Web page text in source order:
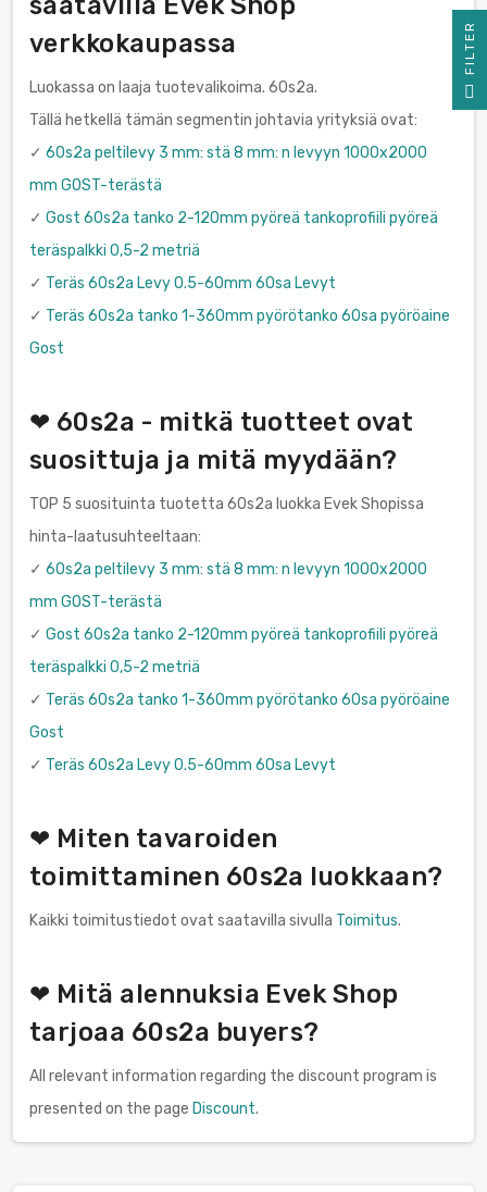
verkkokaupassa
Luokassa on laaja tuotevalikoima. 60s2a.
Tällä hetkellä tämän segmentin johtavia yrityksiä ovat:
✓ 60s2a peltilevy 3 mm: stä 8 mm: n levyyn 1000x2000
mm GOST-terästä
✓ Gost 60s2a tanko 2-120mm pyöreä tankoprofiili pyöreä
teräspalkki 0,5-2 metriä
✓ Teräs 60s2a Levy 0.5-60mm 60sa Levyt
✓ Teräs 60s2a tanko 1-360mm pyörötanko 60sa pyöröaine
Gost
❤ 60s2a - mitkä tuotteet ovat
suosittuja ja mitä myydään?
TOP 5 suosituinta tuotetta 60s2a luokka Evek Shopissa
hinta-laatusuhteeltaan:
✓ 60s2a peltilevy 3 mm: stä 8 mm: n levyyn 1000x2000
mm GOST-terästä
✓ Gost 60s2a tanko 2-120mm pyöreä tankoprofiili pyöreä
teräspalkki 0,5-2 metriä
✓ Teräs 60s2a tanko 1-360mm pyörötanko 60sa pyöröaine
Gost
✓ Teräs 60s2a Levy 0.5-60mm 60sa Levyt
❤ Miten tavaroiden
toimittaminen 60s2a luokkaan?
Kaikki toimitustiedot ovat saatavilla sivulla Toimitus.
❤ Mitä alennuksia Evek Shop
tarjoaa 60s2a buyers?
All relevant information regarding the discount program is
presented on the page Discount.
R